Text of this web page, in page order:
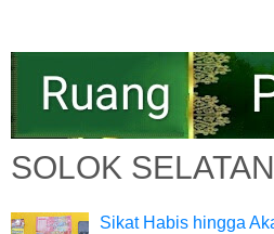
SOLOK SELATAN
Sikat Habis hingga